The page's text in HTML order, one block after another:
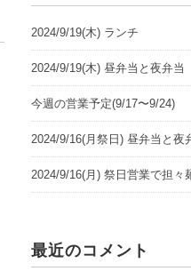
2024/9/19(木) ランチ
2024/9/19(木) 昼弁当と夜弁当
今週の営業予定(9/17〜9/24)
2024/9/16(月祭日) 昼弁当と夜
2024/9/16(月) 祭日営業で担々
最近のコメント